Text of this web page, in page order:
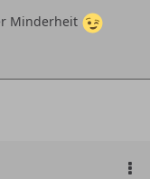
Minderheit